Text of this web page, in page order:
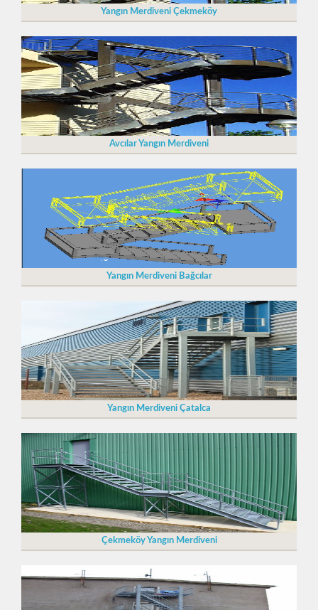
Yangın Merdiveni Çekmeköy
Avcılar Yangın Merdiveni
Yangın Merdiveni Bağcılar
Yangın Merdiveni Çatalca
Çekmeköy Yangın Merdiveni